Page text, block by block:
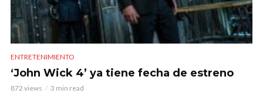
ENTRETENIMIENTO
‘John Wick 4’ ya tiene fecha de estreno
872 views 3 min read